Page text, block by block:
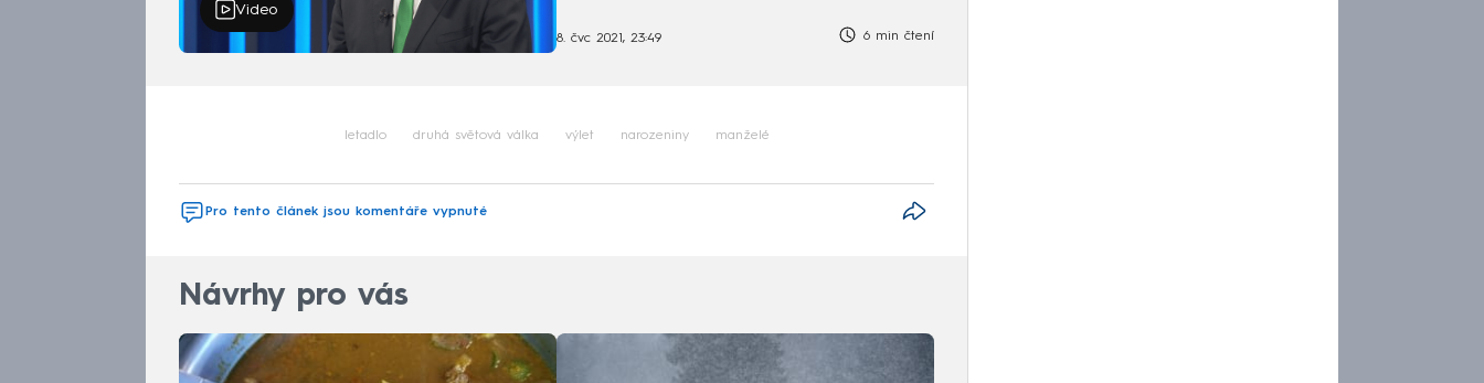
Video
8. čvc 2021, 23:49 6 min čtení
letadlo druhá světová válka výlet narozeniny manželé
Pro tento článek jsou komentáře vypnuté
Návrhy pro vás